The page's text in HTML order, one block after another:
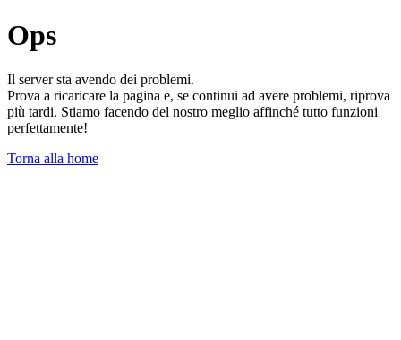
Ops
Il server sta avendo dei problemi.
Prova a ricaricare la pagina e, se continui ad avere problemi, riprova
più tardi. Stiamo facendo del nostro meglio affinché tutto funzioni
perfettamente!
Torna alla home